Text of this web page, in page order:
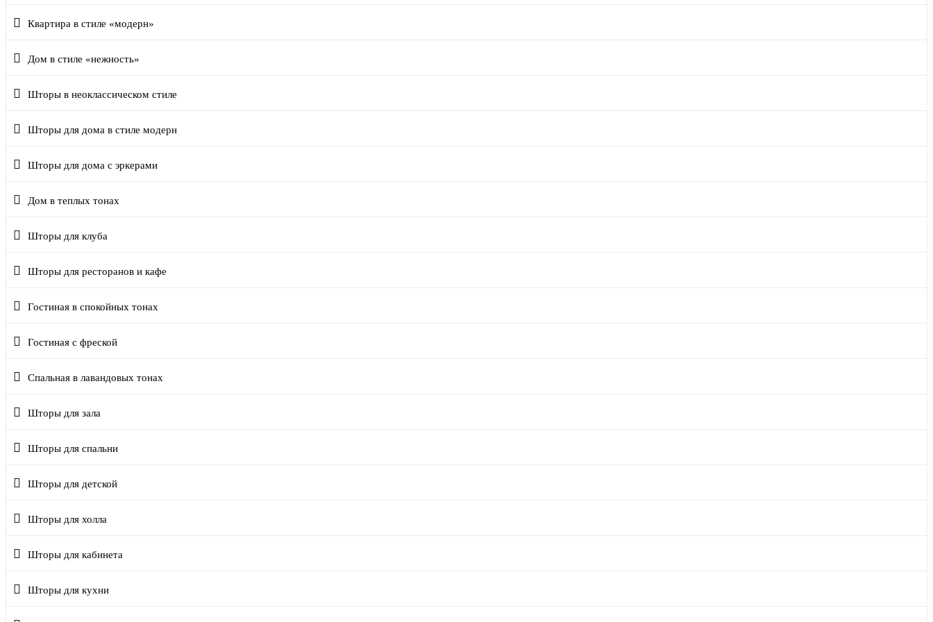
Квартира в стиле «модерн»
Дом в стиле «нежность»
Шторы в неоклассическом стиле
Шторы для дома в стиле модерн
Шторы для дома с эркерами
Дом в теплых тонах
Шторы для клуба
Шторы для ресторанов и кафе
Гостиная в спокойных тонах
Гостиная с фреской
Спальная в лавандовых тонах
Шторы для зала
Шторы для спальни
Шторы для детской
Шторы для холла
Шторы для кабинета
Шторы для кухни